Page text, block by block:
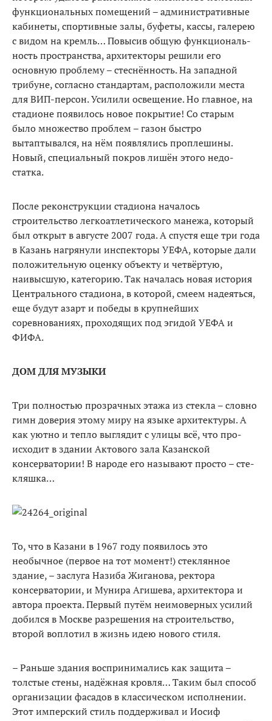
функциональных помещений – административные
кабинеты, спортивные залы, буфеты, кас­сы, галерею
с видом на кремль… Повысив общую функциональ­
ность пространства, архитекторы решили его
основную пробле­му – стеснённость. На западной
трибуне, согласно стандартам, расположили места
для ВИП-пер­сон. Усилили освещение. Но глав­ное, на
стадионе появилось новое покрытие! Со старым
было мно­жество проблем – газон быстро
вытаптывался, на нём появлялись проплешины.
Новый, специаль­ный покров лишён этого недо­
статка.
После реконструкции стадиона началось
строительство легкоат­летического манежа, который
был открыт в августе 2007 года. А спустя еще три года
в Казань на­грянули инспекторы УЕФА, кото­рые дали
положительную оценку объекту и четвёртую,
наивысшую, категорию. Так началась новая история
Центрального стадио­на, в которой, смеем надеяться,
еще будут азарт и победы в круп­нейших
соревнованиях, прохо­дящих под эгидой УЕФА и
ФИФА.
ДОМ ДЛЯ МУЗЫКИ
Три полностью прозрачных этажа из стекла – словно
гимн доверия этому миру на языке ар­хитектуры. А
как уютно и тепло выглядит с улицы всё, что про­
исходит в здании Актового зала Казанской
консерватории! В на­роде его называют просто – сте­
кляшка…
То, что в Казани в 1967 году появилось это
необычное (пер­вое на тот момент!) стеклянное
здание, – заслуга Назиба Жига­нова, ректора
консерватории, и Мунира Агишева, архитектора и
автора проекта. Первый путём неимоверных усилий
добился в Москве разрешения на стро­ительство,
второй воплотил в жизнь идею нового стиля.
– Раньше здания восприни­мались как защита –
толстые стены, надёжная кровля… Та­ким был способ
организации фасадов в классическом испол­нении.
Этот имперский стиль поддерживал и Иосиф